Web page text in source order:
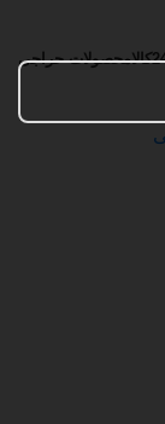
محصولات حراجی